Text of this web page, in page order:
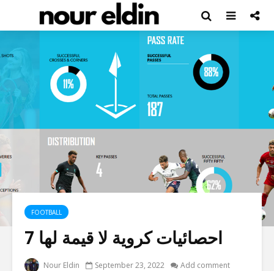
FOOTBALL
7 احصائيات كروية لا قيمة لها
Nour Eldin September 23, 2022
Add comment